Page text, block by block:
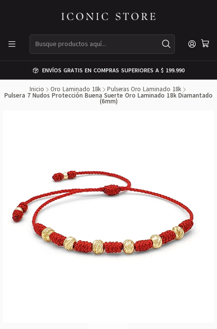
ENVÍOS GRATIS EN COMPRAS SUPERIORES A $ 199.990
Inicio Oro Laminado 18k Pulseras Oro Laminado 18k
Pulsera 7 Nudos Protección Buena Suerte Oro Laminado 18k Diamantado
(6mm)